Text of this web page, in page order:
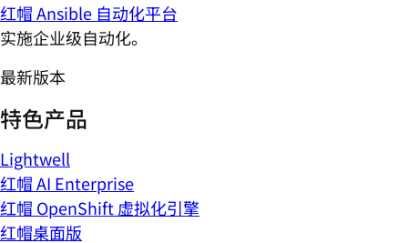
红帽 Ansible 自动化平台
实施企业级自动化。
最新版本
特色产品
Lightwell
红帽 AI Enterprise
红帽 OpenShift 虚拟化引擎
红帽桌面版